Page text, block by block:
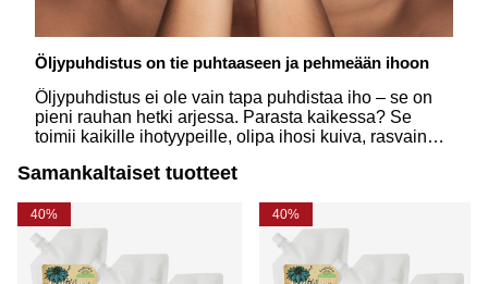
Öljypuhdistus on tie puhtaaseen ja pehmeään ihoon
Öljypuhdistus ei ole vain tapa puhdistaa iho – se on
pieni rauhan hetki arjessa. Parasta kaikessa? Se
toimii kaikille ihotyypeille, olipa ihosi kuiva, rasvainen
päivän epäpuhtaudet, meikin ja lian samalla, kun
Samankaltaiset tuotteet
40% 40%